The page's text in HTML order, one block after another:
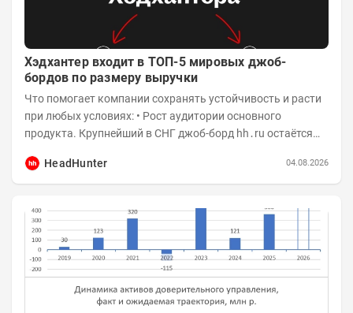
Хэдхантер входит в ТОП-5 мировых джоб-
бордов по размеру выручки
Что помогает компании сохранять устойчивость и расти
при любых условиях: • Рост аудитории основного
продукта. Крупнейший в СНГ джоб-борд hh․ru остаётся
HeadHunter
04.08.2026